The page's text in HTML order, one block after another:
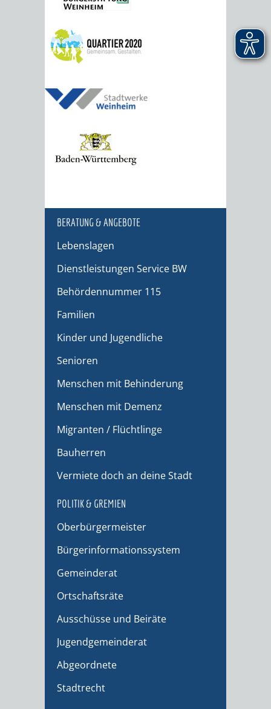
BERATUNG & ANGEBOTE
Lebenslagen
Dienstleistungen Service BW
Behördennummer 115
Familien
Kinder und Jugendliche
Senioren
Menschen mit Behinderung
Menschen mit Demenz
Migranten / Flüchtlinge
Bauherren
Vermiete doch an deine Stadt
POLITIK & GREMIEN
Oberbürgermeister
Bürgerinformationssystem
Gemeinderat
Ortschaftsräte
Ausschüsse und Beiräte
Jugendgemeinderat
Abgeordnete
Stadtrecht